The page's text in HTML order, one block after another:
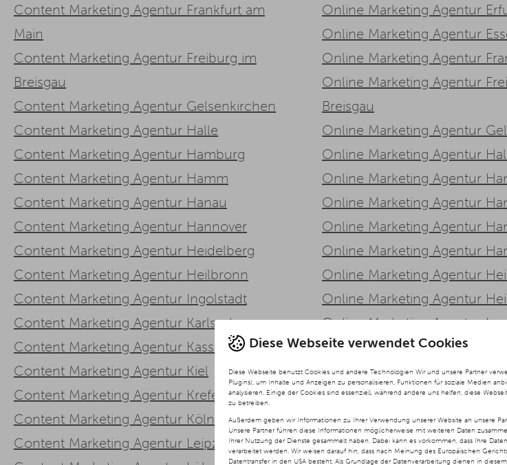
Diese Webseite verwendet Cookies
Diese Webseite benutzt Cookies und andere Technologien Wir und unsere Partner
Plugins), um Inhalte und Anzeigen zu personalisieren, Funktionen für soziale Medien
analysieren. Einige der Cookies sind essenziell, während andere uns helfen, diese
zu betreiben.
Außerdem geben wir Informationen zu Ihrer Verwendung unserer Website an unsere
Unsere Partner führen diese Informationen möglicherweise mit weiteren Daten
Ihrer Nutzung der Dienste gesammelt haben. Dabei kann es vorkommen, dass Ihre
verarbeitet werden. Wir weisen darauf hin, dass nach Meinung des Europäischen
Datentransfer in den USA besteht. Als Grundlage der Datenverarbeitung dienen in
Content Marketing Agentur Frankfurt am
Main
Content Marketing Agentur Freiburg im
Breisgau
Content Marketing Agentur Gelsenkirchen
Content Marketing Agentur Halle
Content Marketing Agentur Hamburg
Content Marketing Agentur Hamm
Content Marketing Agentur Hanau
Content Marketing Agentur Hannover
Content Marketing Agentur Heidelberg
Content Marketing Agentur Heilbronn
Content Marketing Agentur Ingolstadt
Content Marketing Agentur Karlsruhe
Content Marketing Agentur Kassel
Content Marketing Agentur Kiel
Content Marketing Agentur Krefeld
Content Marketing Agentur Köln
Content Marketing Agentur Leipzig
Online Marketing Agentur
Online Marketing Agentur
Online Marketing Agentur
Online Marketing Agentur
Breisgau
Online Marketing Agentur
Online Marketing Agentur
Online Marketing Agentur
Online Marketing Agentur
Online Marketing Agentur
Online Marketing Agentur
Online Marketing Agentur
Online Marketing Agentur
Online Marketing Agentur
Online Marketing Agentur
Online Marketing Agentur
Online Marketing Agentur Kiel
Online Marketing Agentur
Online Marketing Agentur